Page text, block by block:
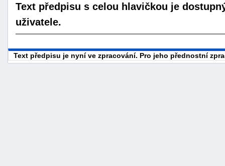
Text předpisu s celou hlavičkou je
uživatele.
Text předpisu je nyní ve zpracování. Pro jeho přednostní